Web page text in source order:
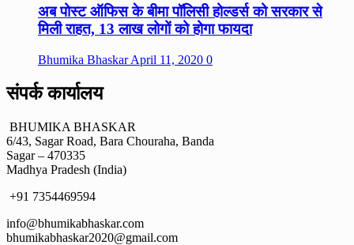
अब पोस्ट ऑफिस के बीमा पॉलिसी होल्डर्स को सरकार से
मिली राहत, 13 लाख लोगों को होगा फायदा
Bhumika BhaskarApril 11, 2020 0
संपर्क कार्यालय
BHUMIKA BHASKAR
6/43, Sagar Road, Bara Chouraha, Banda
Sagar – 470335
Madhya Pradesh (India)
+91 7354469594
info@bhumikabhaskar.com
bhumikabhaskar2020@gmail.com